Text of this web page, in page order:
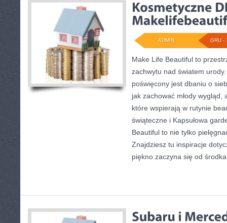
GRU -
ADMIN
Make Life Beautiful to
zachwytu nad światem
poświęcony jest dbaniu o
jak zachować młody
które wspierają w rutynie
świąteczne i Kapsułowa
Beautiful to nie tylko
Znajdziesz tu inspiracje
piękno zaczyna się od